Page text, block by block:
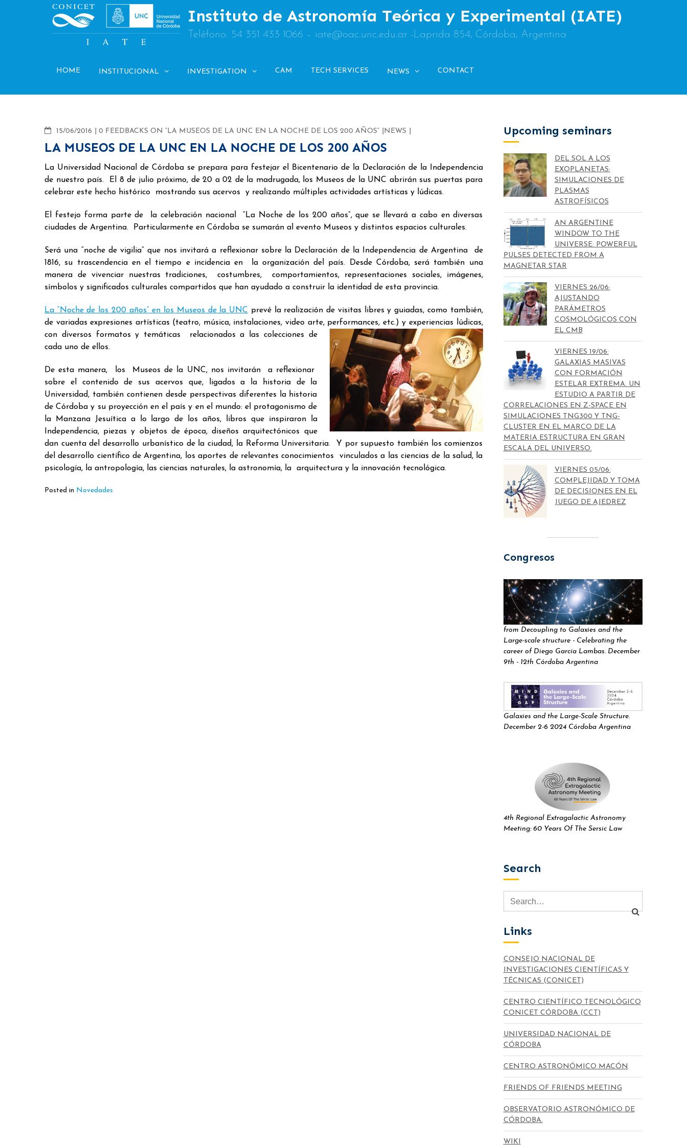
Instituto de Astronomía Teórica y Experimental (IATE)
Teléfono: 54 351 433 1066 – iate@oac.unc.edu.ar -Laprida 854, Córdoba, Argentina
HOME INSTITUCIONAL INVESTIGATION CAM TECH SERVICES NEWS CONTACT
15/06/2016 COMMENTS
0 FEEDBACKS ON “LA MUSEOS DE LA UNC EN LA NOCHE DE LOS 200 AÑOS” NEWS
LA MUSEOS DE LA UNC EN LA NOCHE DE LOS 200 AÑOS
La Universidad Nacional de Córdoba se prepara para festejar el Bicentenario de la Declaración de la Independencia
de nuestro país. El 8 de julio próximo, de 20 a 02 de la madrugada, los Museos de la UNC abrirán sus puertas para
celebrar este hecho histórico mostrando sus acervos y realizando múltiples actividades artísticas y lúdicas.
El festejo forma parte de la celebración nacional “La Noche de los 200 años”, que se llevará a cabo en diversas
ciudades de Argentina. Particularmente en Córdoba se sumarán al evento Museos y distintos espacios culturales.
Será una “noche de vigilia” que nos invitará a reflexionar sobre la Declaración de la Independencia de Argentina de
1816, su trascendencia en el tiempo e incidencia en la organización del país. Desde Córdoba, será también una
manera de vivenciar nuestras tradiciones, costumbres, comportamientos, representaciones sociales, imágenes,
símbolos y significados culturales compartidos que han ayudado a construir la identidad de esta provincia.
La “Noche de los 200 años” en los Museos de la UNC prevé la realización de visitas libres y guiadas, como también,
de variadas expresiones artísticas (teatro, música, instalaciones, video arte, performances, etc.) y experiencias lúdicas,
con diversos formatos y temáticas relacionados a las colecciones de
cada uno de ellos.
De esta manera, los Museos de la UNC, nos invitarán a reflexionar
sobre el contenido de sus acervos que, ligados a la historia de la
Universidad, también contienen desde perspectivas diferentes la historia
de Córdoba y su proyección en el país y en el mundo: el protagonismo de
la Manzana Jesuítica a lo largo de los años, libros que inspiraron la
Independencia, piezas y objetos de época, diseños arquitectónicos que
dan cuenta del desarrollo urbanístico de la ciudad, la Reforma Universitaria. Y por supuesto también los comienzos
del desarrollo científico de Argentina, los aportes de relevantes conocimientos vinculados a las ciencias de la salud, la
psicología, la antropología, las ciencias naturales, la astronomía, la arquitectura y la innovación tecnológica.
Posted in Novedades
Upcoming seminars
DEL SOL A LOS
EXOPLANETAS:
SIMULACIONES DE
PLASMAS
ASTROFÍSICOS
AN ARGENTINE
WINDOW TO THE
UNIVERSE: POWERFUL
PULSES DETECTED FROM A
MAGNETAR STAR
VIERNES 26/06:
AJUSTANDO
PARÁMETROS
COSMOLÓGICOS CON
EL CMB
VIERNES 19/06:
GALAXIAS MASIVAS
CON FORMACIÓN
ESTELAR EXTREMA. UN
ESTUDIO A PARTIR DE
CORRELACIONES EN Z-SPACE EN
SIMULACIONES TNG300 Y TNG-
CLUSTER EN EL MARCO DE LA
MATERIA ESTRUCTURA EN GRAN
ESCALA DEL UNIVERSO.
VIERNES 05/06:
COMPLEJIDAD Y TOMA
DE DECISIONES EN EL
JUEGO DE AJEDREZ
Congresos
from Decoupling to Galaxies and the
Large-scale structure - Celebrating the
career of Diego García Lambas. December
9th - 12th Córdoba Argentina
Galaxies and the Large-Scale Structure.
December 2-6 2024 Córdoba Argentina
4th Regional Extragalactic Astronomy
Meeting: 60 Years Of The Sersic Law
Search
Links
CONSEJO NACIONAL DE
INVESTIGACIONES CIENTÍFICAS Y
TÉCNICAS (CONICET)
CENTRO CIENTÍFICO TECNOLÓGICO
CONICET CÓRDOBA (CCT)
UNIVERSIDAD NACIONAL DE
CÓRDOBA
CENTRO ASTRONÓMICO MACÓN
FRIENDS OF FRIENDS MEETING
OBSERVATORIO ASTRONÓMICO DE
CÓRDOBA.
WIKI